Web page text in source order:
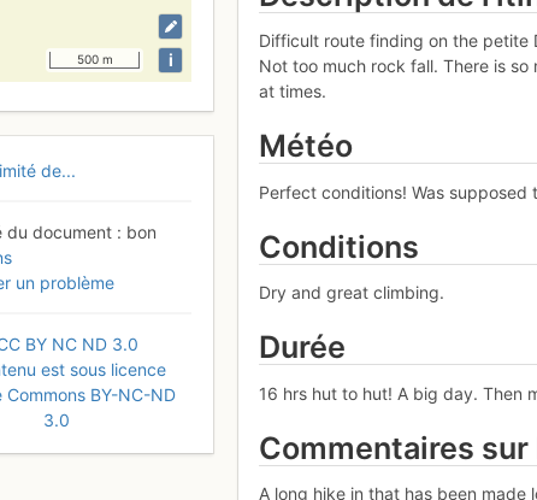
500 m i
de...
du document
bon
un problème
BY NC ND 3.0
est sous licence
Commons BY-NC-ND
3.0
Difficult route finding on the petite
Not too much rock fall. There is
at times.
Météo
Perfect conditions! Was
Conditions
Dry and great climbing.
Durée
16 hrs hut to hut! A big day. Then
Commentaires
A long hike in that has been